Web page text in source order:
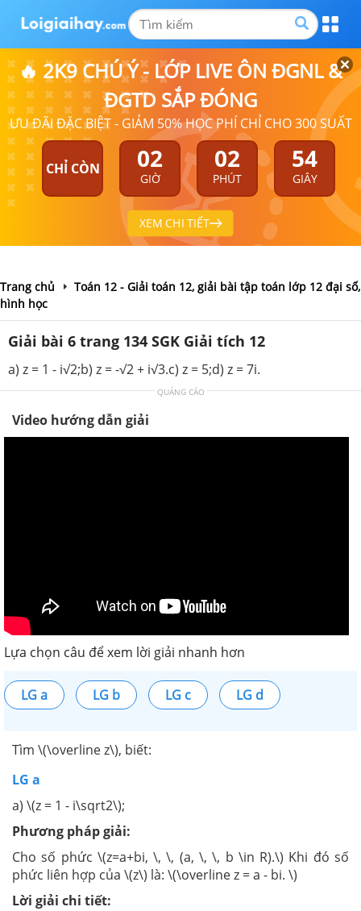
🔥 2K9 CHÚ Ý - LỚP LIVE ÔN ĐGNL &
ĐGTD SẮP ĐÓNG
ƯU ĐÃI ĐẶC BIỆT - GIẢM 50% HỌC PHÍ CHỈ CHO 300 SUẤT
CHỈ CÒN 02
GIỜ
02
PHÚT
53
GIÂY
XEM CHI TIẾT
Trang chủ
Toán 12 - Giải toán 12, giải bài tập toán lớp 12 đại số,
hình học
Giải bài 6 trang 134 SGK Giải tích 12
a) z = 1 - i√2;b) z = -√2 + i√3.c) z = 5;d) z = 7i.
QUẢNG CÁO
Video hướng dẫn giải
Lựa chọn câu để xem lời giải nhanh hơn
LG a LG b LG c LG d
Tìm \(\overline z\), biết:
LG a
a) \(z = 1 - i\sqrt2\);
Phương pháp giải:
Cho số phức \(z=a+bi, \, \, (a, \, \, b \in R).\) Khi đó số
phức liên hợp của \(z\) là: \(\overline z = a - bi. \)
Lời giải chi tiết: